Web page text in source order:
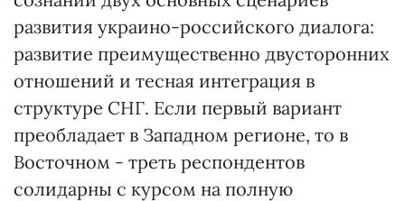
развития украино-российского диалога:
развитие преимущественно двусторонних
отношений и тесная интеграция в
структуре СНГ. Если первый вариант
преобладает в Западном регионе, то в
Восточном - треть респондентов
солидарны с курсом на полную